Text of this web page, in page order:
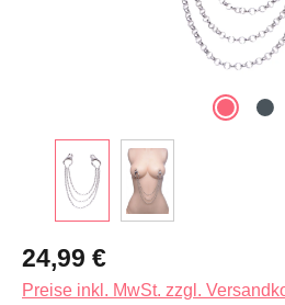
Regulärer Preis:
24,99 €
Preise inkl. MwSt. zzgl.